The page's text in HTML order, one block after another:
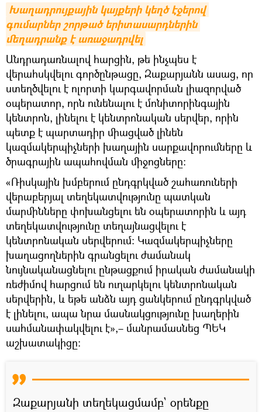
Խաղադրույքային կայքերի կեղծ էջերով
գումարներ շորթած երիտասարդներին
մեղադրանք է առաջադրվել
Անդրադառնալով հարցին, թե ինչպես է
վերահսկվելու գործընթացը, Զաքարյանն ասաց, որ
ստեղծվելու է ոլորտի կարգավորման լիազորված
օպերատոր, որն ունենալու է մոնիտորինգային
կենտրոն, լինելու է կենտրոնական սերվեր, որին
պետք է պարտադիր միացված լինեն
կազմակերպիչների խաղային սարքավորումները և
ծրագրային ապահովման միջոցները։
«Ռիսկային խմբերում ընդգրկված շահառուների
վերաբերյալ տեղեկատվությունը պատկան
մարմինները փոխանցելու են օպերատորին և այդ
տեղեկատվությունը տեղայնացվելու է
կենտրոնական սերվերում։ Կազմակերպիչները
խաղացողներին գրանցելու ժամանակ
նույնականացնելու ընթացքում իրական ժամանակի
ռեժիմով հարցում են ուղարկելու կենտրոնական
սերվերին, և եթե անձն այդ ցանկերում ընդգրկված
է լինելու, ապա նրա մասնակցությունը խաղերին
սահմանափակվելու է»,– մանրամասնեց ՊԵԿ
աշխատակիցը։
Զաքարյանի տեղեկացմամբ` օրենքը